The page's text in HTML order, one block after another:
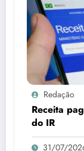
Redação
Receita
do IR
31/07/